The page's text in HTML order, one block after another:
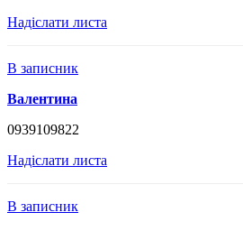
Надіслати листа
В записник
Валентина
0939109822
Надіслати листа
В записник